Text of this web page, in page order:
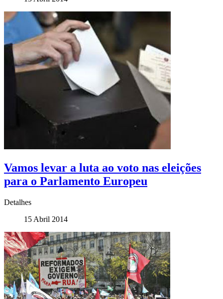
Vamos levar a luta ao voto nas eleições
para o Parlamento Europeu
Detalhes
15 Abril 2014